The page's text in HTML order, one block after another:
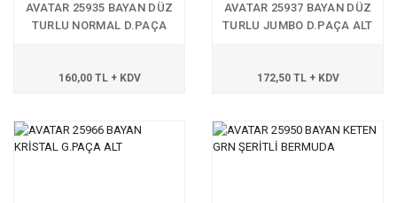
AVATAR 25935 BAYAN DÜZ
TURLU NORMAL D.PAÇA
160,00 TL + KDV
AVATAR 25937 BAYAN DÜZ
TURLU JUMBO D.PAÇA ALT
172,50 TL + KDV